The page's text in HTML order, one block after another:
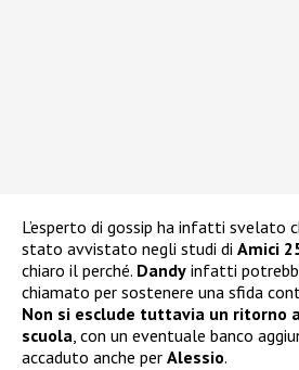
L’esperto di gossip ha infatti svelato
stato avvistato negli studi di Amici
chiaro il perché. Dandy infatti
chiamato per sostenere una sfida
Non si esclude tuttavia un ritorno
scuola, con un eventuale banco
accaduto anche per Alessio.